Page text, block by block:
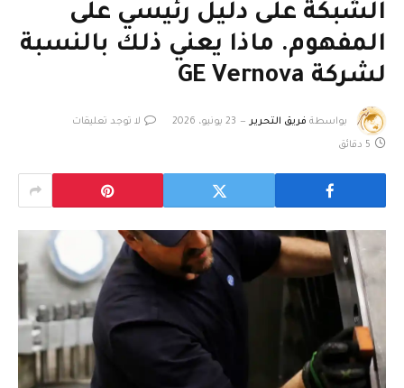
الشبكة على دليل رئيسي على
المفهوم. ماذا يعني ذلك بالنسبة
لشركة GE Vernova
بواسطة فريق التحرير 23 يونيو، 2026 لا توجد تعليقات
5 دقائق